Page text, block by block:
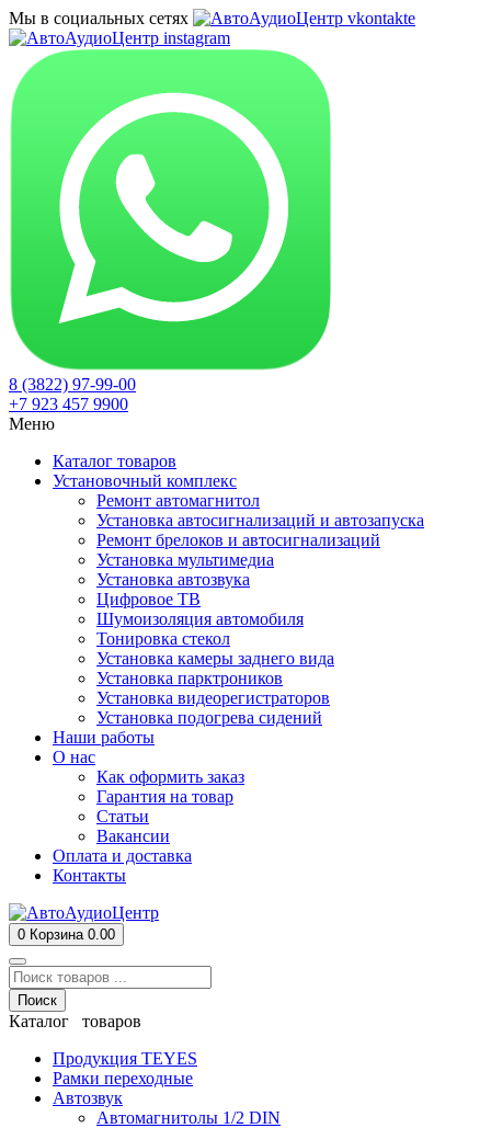
Мы в социальных сетях
8 (3822) 97-99-00
+7 923 457 9900
Меню
Каталог товаров
Установочный комплекс
Ремонт автомагнитол
Установка автосигнализаций и автозапуска
Ремонт брелоков и автосигнализаций
Установка мультимедиа
Установка автозвука
Цифровое ТВ
Шумоизоляция автомобиля
Тонировка стекол
Установка камеры заднего вида
Установка парктроников
Установка видеорегистраторов
Установка подогрева сидений
Наши работы
О нас
Как оформить заказ
Гарантия на товар
Статьи
Вакансии
Оплата и доставка
Контакты
0 Корзина 0.00
Поиск
Каталог товаров
Продукция TEYES
Рамки переходные
Автозвук
Автомагнитолы 1/2 DIN